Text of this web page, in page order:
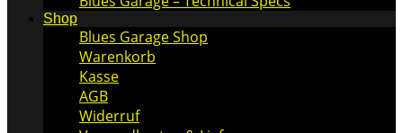
Shop
Blues Garage Shop
Warenkorb
Kasse
AGB
Widerruf